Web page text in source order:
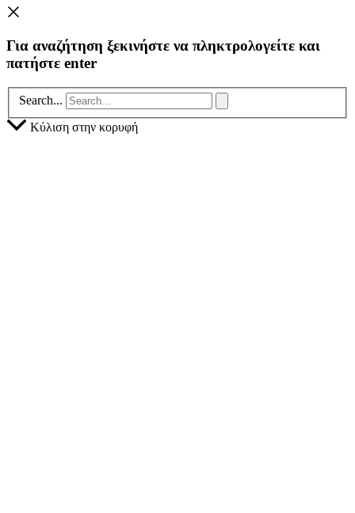
Για αναζήτηση ξεκινήστε να πληκτρολογείτε και
πατήστε enter
Search...
Κύλιση στην κορυφή